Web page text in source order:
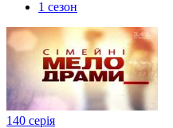
1 сезон
140 серія